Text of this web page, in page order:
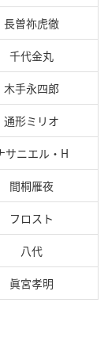
長曽祢虎徹
千代金丸
木手永四郎
通形ミリオ
サニエル・H
間桐雁夜
フロスト
八代
眞宮孝明